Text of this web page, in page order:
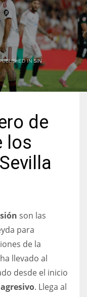
INSIN
de
los
son las
para
de la
llevado al
desde el inicio
. Llega al